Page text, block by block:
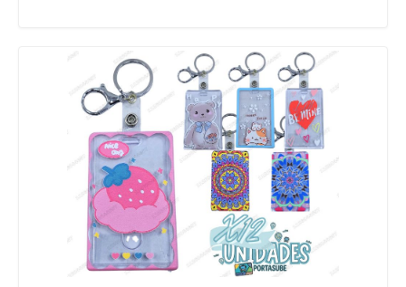
(133)
CADENAS (25)
ROSARIOS(5)
(325)
ENCHAPADO PLATA 925
(14)
ANILLOS(41)
CADENAS (6)
(249)